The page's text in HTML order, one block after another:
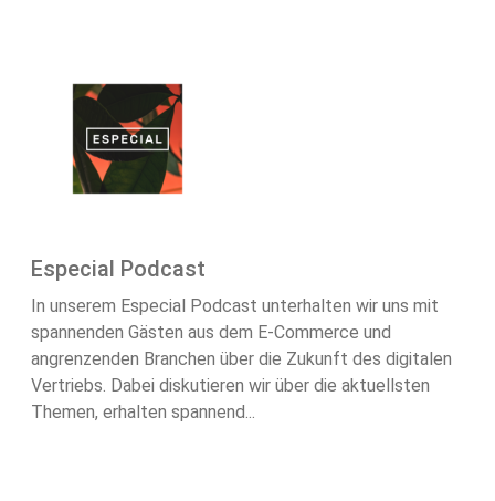
Especial Podcast
In unserem Especial Podcast unterhalten wir uns mit
spannenden Gästen aus dem E-Commerce und
angrenzenden Branchen über die Zukunft des digitalen
Vertriebs. Dabei diskutieren wir über die aktuellsten
Themen, erhalten spannend...